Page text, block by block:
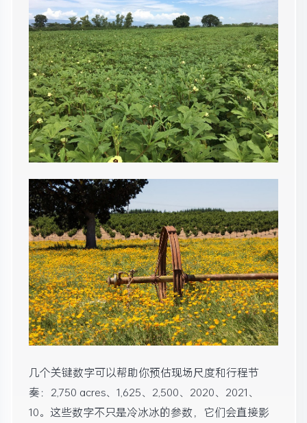
几个关键数字可以帮助你预估现场尺度和行程节
奏：2,750 acres、1,625、2,500、2020、2021、
10。这些数字不只是冷冰冰的参数，它们会直接影